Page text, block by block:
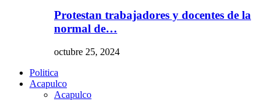
Protestan trabajadores y docentes de la
normal de…
octubre 25, 2024
Politica
Acapulco
Acapulco